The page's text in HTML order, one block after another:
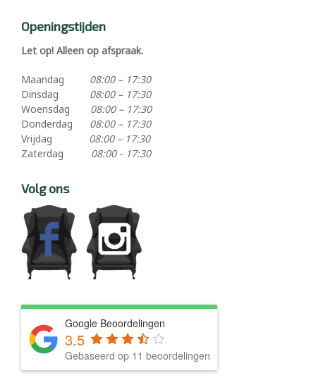
Openingstijden
Let op! Alleen op afspraak.
Maandag
08:00 – 17:30
Dinsdag
08:00 – 17:30
Woensdag
08:00 – 17:30
Donderdag
08:00 – 17:30
Vrijdag
08:00 – 17:30
Zaterdag
08:00 - 17:30
Volg ons
Google Beoordelingen
3.5
Gebaseerd op 11 beoordelingen